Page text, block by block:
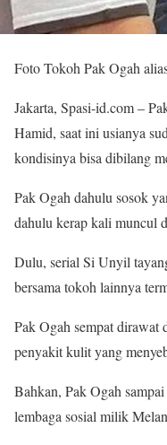
Foto Tokoh Pak Ogah
Jakarta, Spasi-id.com –
Hamid, saat ini usianya
kondisinya bisa dibilang
Pak Ogah dahulu sosok
dahulu kerap kali muncul
Dulu, serial Si Unyil
bersama tokoh lainnya
Pak Ogah sempat dirawat
penyakit kulit yang
Bahkan, Pak Ogah
lembaga sosial milik